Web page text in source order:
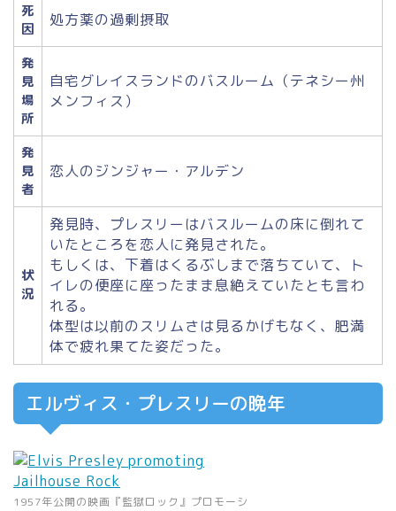
死
因
処方薬の過剰摂取
発
見
場
所
自宅グレイスランドのバスルーム（テネシー州
メンフィス）
発
見
者
恋人のジンジャー・アルデン
状
況
発見時、プレスリーはバスルームの床に倒れて
いたところを恋人に発見された。
もしくは、下着はくるぶしまで落ちていて、ト
イレの便座に座ったまま息絶えていたとも言わ
れる。
体型は以前のスリムさは見るかげもなく、肥満
体で疲れ果てた姿だった。
エルヴィス・プレスリーの晩年
1957年公開の映画『監獄ロック』プロモーシ